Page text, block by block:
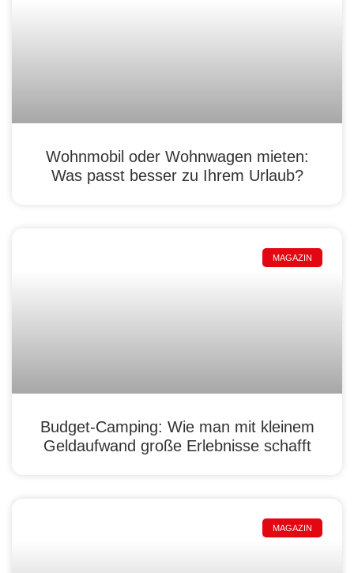
Wohnmobil oder Wohnwagen mieten:
Was passt besser zu Ihrem Urlaub?
MAGAZIN
Budget-Camping: Wie man mit kleinem
Geldaufwand große Erlebnisse schafft
MAGAZIN